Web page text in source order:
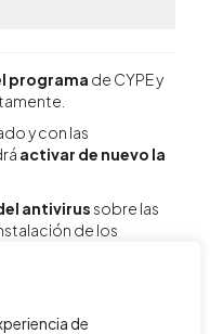
de
programa de CYPE y
y con las
activar de nuevo la
antivirus sobre las
de los
virus en la próxima
de nuevos falsos